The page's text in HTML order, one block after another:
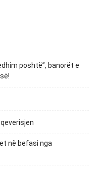
poshtë”, banorët e
në befasi nga